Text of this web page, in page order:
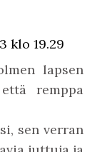
klo 19.29
lapsen
remppa
sen verran